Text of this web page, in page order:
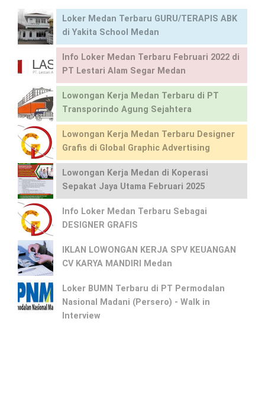
Loker Medan Terbaru GURU/TERAPIS ABK
di Yakita School Medan
Info Loker Medan Terbaru Februari 2022 di
PT Lestari Alam Segar Medan
Lowongan Kerja Medan Terbaru di PT
Transporindo Agung Sejahtera
Lowongan Kerja Medan Terbaru Designer
Grafis di Global Graphic Advertising
Lowongan Kerja Medan di Koperasi
Sepakat Jaya Utama Februari 2025
Info Loker Medan Terbaru Sebagai
DESIGNER GRAFIS
IKLAN LOWONGAN KERJA SPV KEUANGAN
CV KARYA MANDIRI Medan
Loker BUMN Terbaru di PT Permodalan
Nasional Madani (Persero) - Walk in
Interview